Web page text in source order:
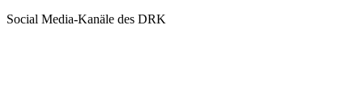
Social Media-Kanäle des DRK